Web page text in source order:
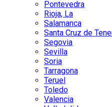
Pontevedra
Rioja, La
Salamanca
Santa Cruz de
Segovia
Sevilla
Soria
Tarragona
Teruel
Toledo
Valencia